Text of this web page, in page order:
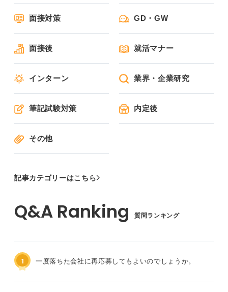
面接対策 GD・GW
面接後 就活マナー
インターン 業界・企業研究
筆記試験対策 内定後
その他
記事カテゴリーはこちら
質問ランキング
1 一度落ちた会社に再応募してもよいのでしょうか。